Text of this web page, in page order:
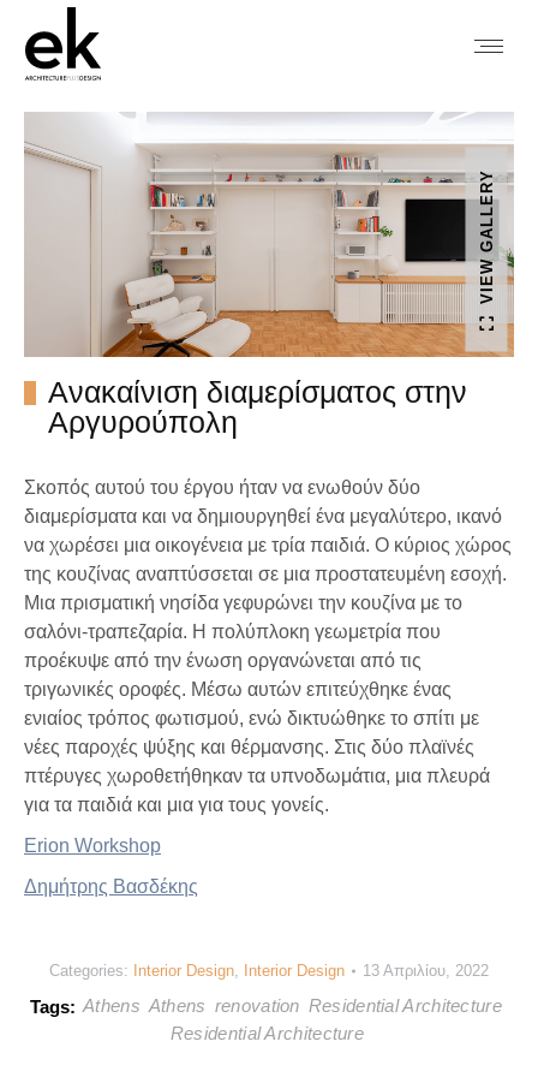
VIEW GALLERY
Ανακαίνιση διαμερίσματος στην
Αργυρούπολη
Σκοπός αυτού του έργου ήταν να ενωθούν δύο
διαμερίσματα και να δημιουργηθεί ένα μεγαλύτερο, ικανό
να χωρέσει μια οικογένεια με τρία παιδιά. Ο κύριος χώρος
της κουζίνας αναπτύσσεται σε μια προστατευμένη εσοχή.
Μια πρισματική νησίδα γεφυρώνει την κουζίνα με το
σαλόνι-τραπεζαρία. Η πολύπλοκη γεωμετρία που
προέκυψε από την ένωση οργανώνεται από τις
τριγωνικές οροφές. Μέσω αυτών επιτεύχθηκε ένας
ενιαίος τρόπος φωτισμού, ενώ δικτυώθηκε το σπίτι με
νέες παροχές ψύξης και θέρμανσης. Στις δύο πλαϊνές
πτέρυγες χωροθετήθηκαν τα υπνοδωμάτια, μια πλευρά
για τα παιδιά και μια για τους γονείς.
Erion Workshop
Δημήτρης Βασδέκης
Categories: Interior Design Interior Design 13 Απριλίου, 2022
Tags: Athens Athens renovation Residential Architecture
Residential Architecture